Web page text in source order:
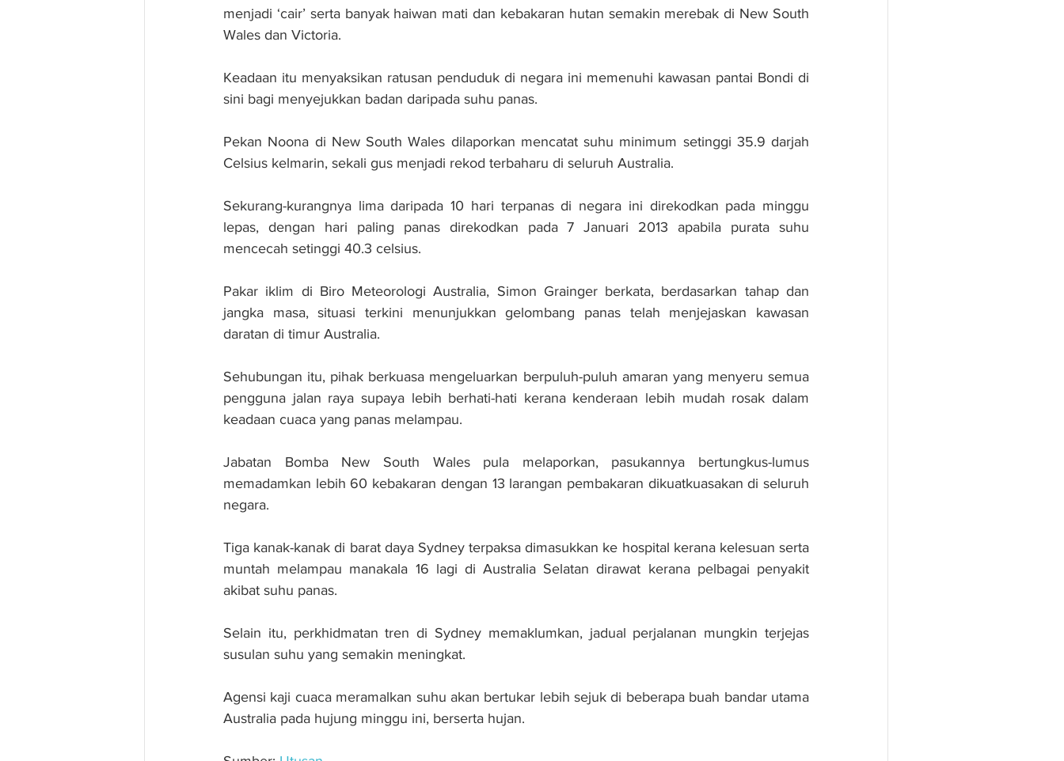
menjadi ‘cair’ serta banyak haiwan mati dan kebakaran hutan semakin merebak di New South
Wales dan Victoria.
Keadaan itu menyaksikan ratusan penduduk di negara ini memenuhi kawasan pantai Bondi di
sini bagi menyejukkan badan daripada suhu panas.
Pekan Noona di New South Wales dilaporkan mencatat suhu minimum setinggi 35.9 darjah
Celsius kelmarin, sekali gus menjadi rekod terbaharu di seluruh Australia.
Sekurang-kurangnya lima da­ripada 10 hari terpanas di ne­gara ini direkodkan pada minggu
lepas, dengan hari pa­ling panas direkodkan pada 7 Januari 2013 apabila purata suhu
mencecah setinggi 40.3 celsius.
Pakar iklim di Biro Meteoro­logi Australia, Simon Grainger berkata, berdasarkan tahap dan
jangka masa, situasi terkini menunjukkan gelombang panas telah menjejaskan kawasan
daratan di timur Australia.
Sehubungan itu, pihak ber­kuasa mengeluarkan berpuluh-puluh amaran yang menyeru semua
pengguna jalan raya supaya lebih berhati-hati kerana kenderaan lebih mudah rosak dalam
keadaan cuaca yang panas melampau.
Jabatan Bomba New South Wales pula melaporkan, pasukannya bertungkus-lumus
memadamkan lebih 60 kebakaran dengan 13 larangan pembakaran dikuatkuasakan di seluruh
negara.
Tiga kanak-kanak di barat daya Sydney terpaksa dima­suk­­kan ke hospital kerana ke­lesuan serta
muntah melam­pau manakala 16 lagi di Australia Selatan dirawat kera­na pelbagai penyakit
akibat suhu panas.
Selain itu, perkhidmatan tren di Sydney memaklumkan, jadual perjalanan mungkin ter­jejas
susulan suhu yang semakin meningkat.
Agensi kaji cuaca meramalkan suhu akan bertukar lebih sejuk di beberapa buah bandar utama
Australia pada hujung minggu ini, berserta hujan.